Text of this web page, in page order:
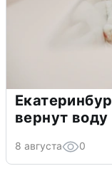
вернут воду
8 августа 0